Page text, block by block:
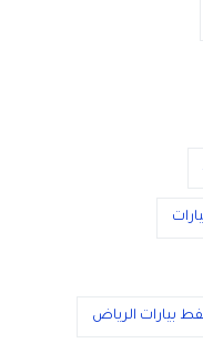
بيارات الرياض